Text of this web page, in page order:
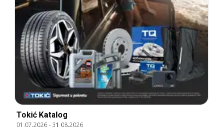
Tokić Katalog
01.07.2026-31.08.2026